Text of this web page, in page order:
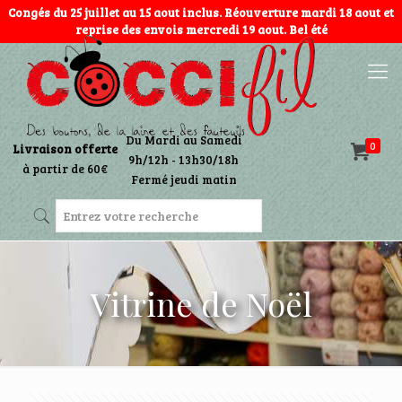
Congés du 25 juillet au 15 aout inclus. Réouverture mardi 18 aout et
reprise des envois mercredi 19 aout. Bel été
0
Livraison offerte
à partir de 60€
Du Mardi au Samedi
9h/12h - 13h30/18h
Fermé jeudi matin
Vitrine de Noël